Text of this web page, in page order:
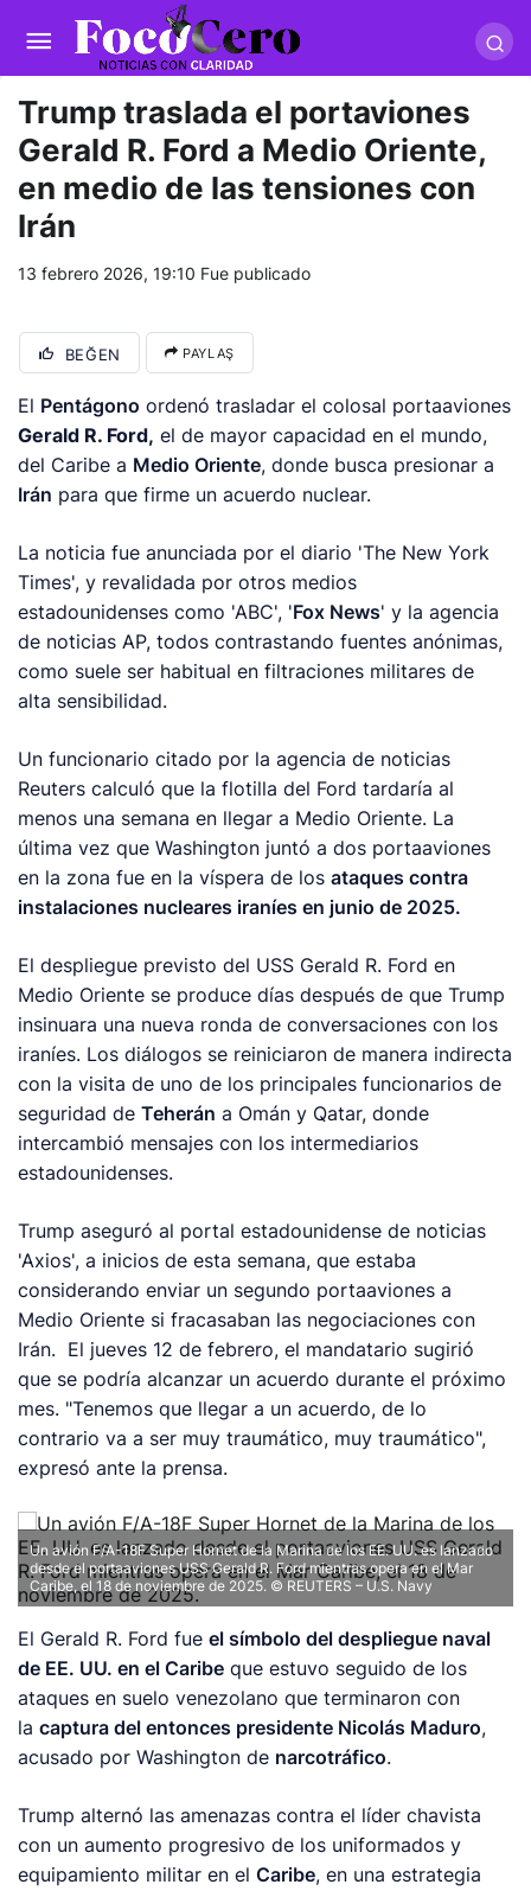
trwin giriş
masterbetting-palacebet1.com-
tlcasino giriş-betandyou-vbett34.com betovis34.net-
skyloftsbet
Trump traslada el portaviones
Gerald R. Ford a Medio Oriente,
en medio de las tensiones con
Irán
13 febrero 2026, 19:10 Fue publicado
BEĞEN PAYLAŞ
El Pentágono ordenó trasladar el colosal portaaviones
Gerald R. Ford, el de mayor capacidad en el mundo,
del Caribe a Medio Oriente, donde busca presionar a
Irán para que firme un acuerdo nuclear.
La noticia fue anunciada por el diario 'The New York
Times', y revalidada por otros medios
estadounidenses como 'ABC', 'Fox News' y la agencia
de noticias AP, todos contrastando fuentes anónimas,
como suele ser habitual en filtraciones militares de
alta sensibilidad.
Un funcionario citado por la agencia de noticias
Reuters calculó que la flotilla del Ford tardaría al
menos una semana en llegar a Medio Oriente. La
última vez que Washington juntó a dos portaaviones
en la zona fue en la víspera de losataques contra
instalaciones nucleares iraníes en junio de 2025.
El despliegue previsto del USS Gerald R. Ford en
Medio Oriente se produce días después de que Trump
insinuara una nueva ronda de conversaciones con los
iraníes. Los diálogos se reiniciaron de manera indirecta
con la visita de uno de los principales funcionarios de
seguridad deTeherán a Omán y Qatar, donde
intercambió mensajes con los intermediarios
estadounidenses.
Trump aseguró al portal estadounidense de noticias
'Axios', a inicios de esta semana, que estaba
considerando enviar un segundo portaaviones a
Medio Oriente si fracasaban las negociaciones con
Irán. El jueves 12 de febrero, el mandatario sugirió
que se podría alcanzar un acuerdo durante el próximo
mes. "Tenemos que llegar a un acuerdo, de lo
contrario va a ser muy traumático, muy traumático",
expresó ante la prensa.
Un avión F/A-18F Super Hornet de la Marina de los EE. UU. es lanzado
desde el portaaviones USS Gerald R. Ford mientras opera en el Mar
Caribe, el 18 de noviembre de 2025. © REUTERS – U.S. Navy
El Gerald R. Ford fueel símbolo del despliegue naval
de EE. UU. en el Caribe que estuvo seguido de los
ataques en suelo venezolano que terminaron con
lacaptura del entonces presidente Nicolás Maduro,
acusado por Washington de narcotráfico.
Trump alternó las amenazas contra el líder chavista
con un aumento progresivo de los uniformados y
equipamiento militar en elCaribe, en una estrategia